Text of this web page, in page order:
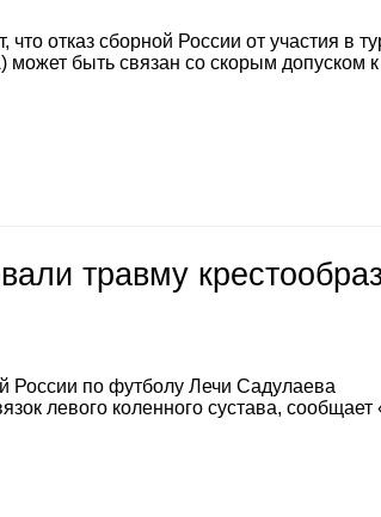
отказ сборной России от участия в
быть связан со скорым допуском к
травму
России по футболу Лечи Садулаева
левого коленного сустава, сообщает